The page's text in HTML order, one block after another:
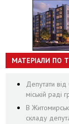
МАТЕРІАЛИ ПО
Депутати
міській раді
В
складу